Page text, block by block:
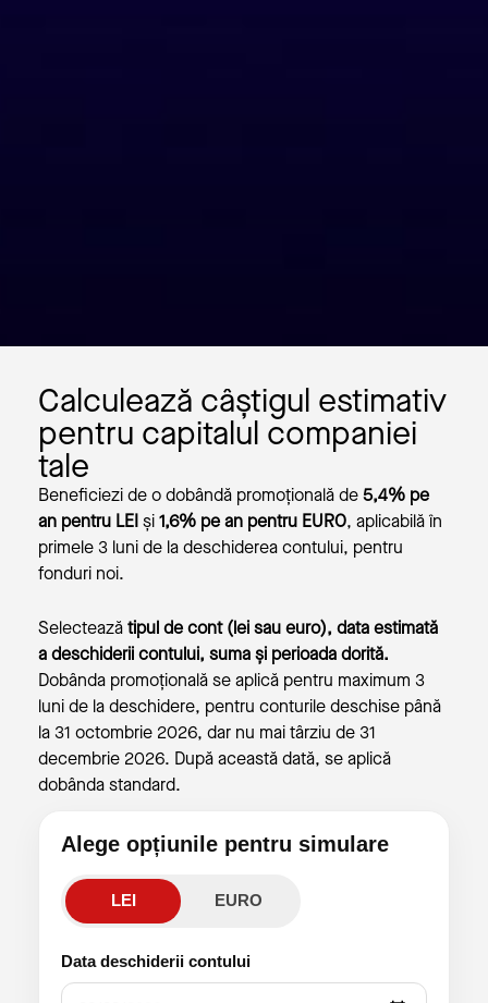
Calculează câștigul estimativ
pentru capitalul companiei
tale
Beneficiezi de o dobândă promoțională de5,4% pe
an pentru LEIși1,6% pe an pentru EURO, aplicabilă în
primele 3 luni de la deschiderea contului, pentru
fonduri noi.
Selecteazătipul de cont (lei sau euro), data estimată
a deschiderii contului, suma și perioada dorită.
Dobânda promoțională se aplică pentru maximum 3
luni de la deschidere, pentru conturile deschise până
la 31 octombrie 2026, dar nu mai târziu de 31
decembrie 2026. După această dată, se aplică
dobânda standard.
Alege opțiunile pentru simulare
LEI EURO
Data deschiderii contului